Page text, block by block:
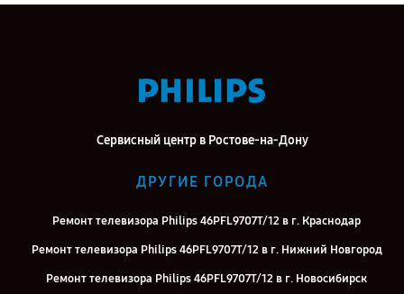
Сервисный центр в Ростове-на-Дону
ДРУГИЕ ГОРОДА
Ремонт телевизора Philips 46PFL9707T/12 в г. Краснодар
Ремонт телевизора Philips 46PFL9707T/12 в г. Нижний Новгород
Ремонт телевизора Philips 46PFL9707T/12 в г. Новосибирск